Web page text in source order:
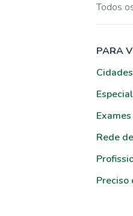
Todos
PARA
Cidades
Exames
Rede
Preciso